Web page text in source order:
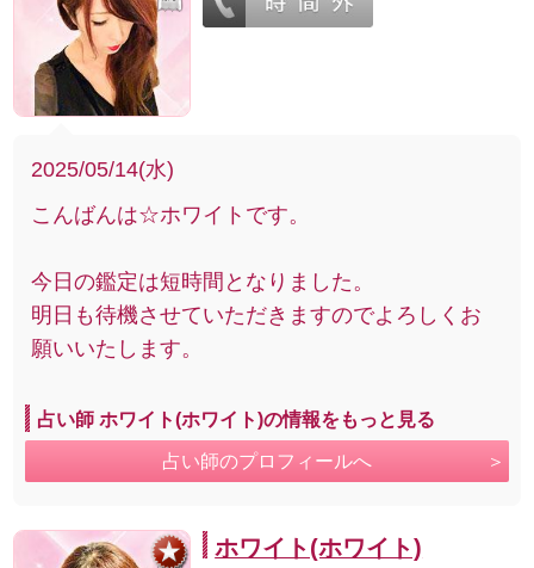
2025/05/14(水)
こんばんは☆ホワイトです。
今日の鑑定は短時間となりました。
明日も待機させていただきますのでよろしくお
願いいたします。
占い師 ホワイト(ホワイト)の情報をもっと見る
占い師のプロフィールへ
ホワイト(ホワイト)